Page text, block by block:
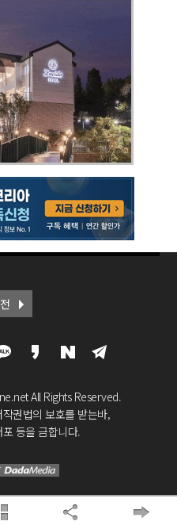
All Rights Reserved.
권법의 보호를 받는바,
등을 금합니다.